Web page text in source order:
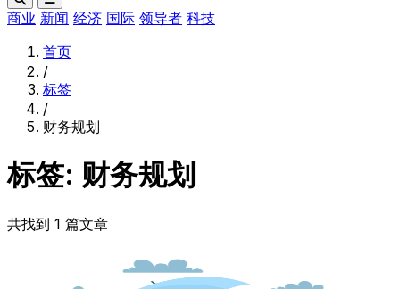
商业 新闻 经济 国际 领导者 科技
首页
/
标签
/
财务规划
标签: 财务规划
共找到 1 篇文章